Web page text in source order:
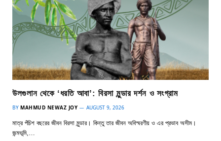
উলগুলান থেকে ‘ধরতি আবা’: বিরসা মুন্ডার দর্শন ও সংগ্রাম
BY MAHMUD NEWAZ JOY AUGUST 9, 2026
মাত্র পঁচিশ বছরের জীবন বিরসা মুন্ডার। কিন্তু তার জীবন অবিস্মরণীয় ও এর প্রভাব অসীম।
জন্মভূমি,…